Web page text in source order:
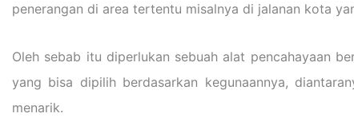
penerangan di area tertentu misalnya di jalanan kota
Oleh sebab itu diperlukan sebuah alat pencahayaan
yang bisa dipilih berdasarkan kegunaannya,
menarik.